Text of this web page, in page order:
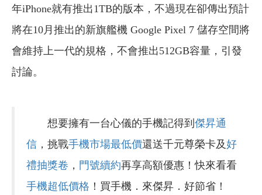
年iPhone就有推出1TB的版本，不過現在卻傳出預計
將在10月推出的新旗艦機 Google Pixel 7 儲存空間將
會維持上一代的規格，不會推出512GB容量，引發
討論。
想要擁有一台心儀的手機記得到 傑昇通
信 ，挑戰手機市場最低價還送千元尊榮卡及好
禮抽獎卷 ， 門號續約再享高額優惠！快來看看
手機超低價格 ！買手機．來傑昇．好節省！